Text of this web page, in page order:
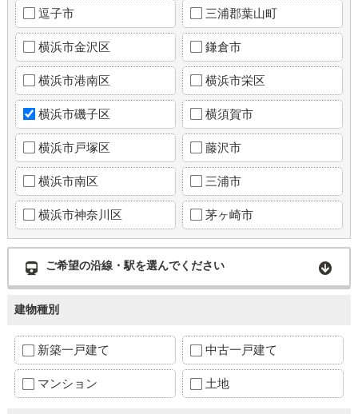
逗子市 三浦郡葉山町
横浜市金沢区 鎌倉市
横浜市港南区 横浜市栄区
横浜市磯子区 横須賀市
横浜市戸塚区 藤沢市
横浜市南区 三浦市
横浜市神奈川区 茅ヶ崎市
ご希望の沿線・駅を選んでください
建物種別
新築一戸建て 中古一戸建て
マンション 土地